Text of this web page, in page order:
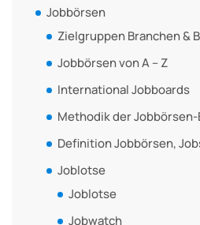
Jobbörsen
Zielgruppen Branchen &
Jobbörsen von A – Z
International Jobboards
Methodik der
Definition Jobbörsen,
Joblotse
Joblotse
Jobwatch